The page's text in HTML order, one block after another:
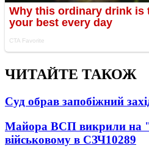
ЧИТАЙТЕ ТАКОЖ
Суд обрав запобіжний
Майора ВСП викрили на
військовому в СЗЧ10289